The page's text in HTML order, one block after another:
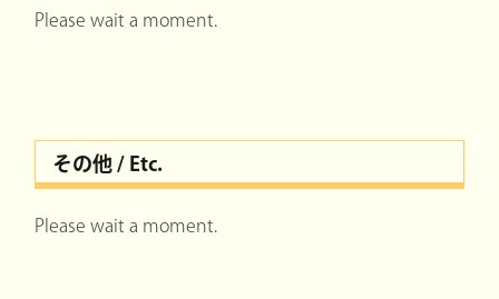
Please wait a moment.
その他 / Etc.
Please wait a moment.